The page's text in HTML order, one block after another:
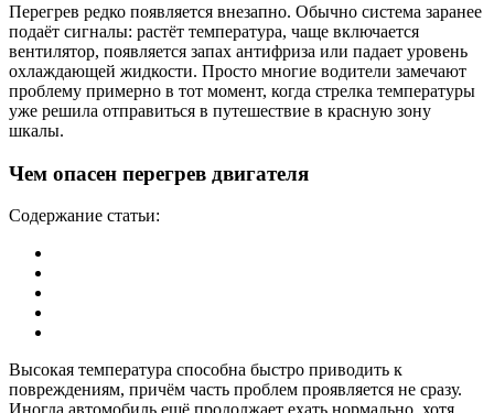
Перегрев редко появляется внезапно. Обычно система заранее
подаёт сигналы: растёт температура, чаще включается
вентилятор, появляется запах антифриза или падает уровень
охлаждающей жидкости. Просто многие водители замечают
проблему примерно в тот момент, когда стрелка температуры
уже решила отправиться в путешествие в красную зону
шкалы.
Чем опасен перегрев двигателя
Содержание статьи:
Высокая температура способна быстро приводить к
повреждениям, причём часть проблем проявляется не сразу.